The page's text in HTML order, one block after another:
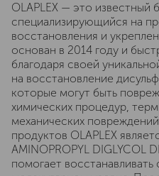
OLAPLEX — это известный
специализирующийся на
восстановления и
основан в 2014 году и
благодаря своей
на восстановление
которые могут быть
химических процедур,
механических
продуктов OLAPLEX
AMINOPROPYL DIGLYCOL
помогает восстанавливать